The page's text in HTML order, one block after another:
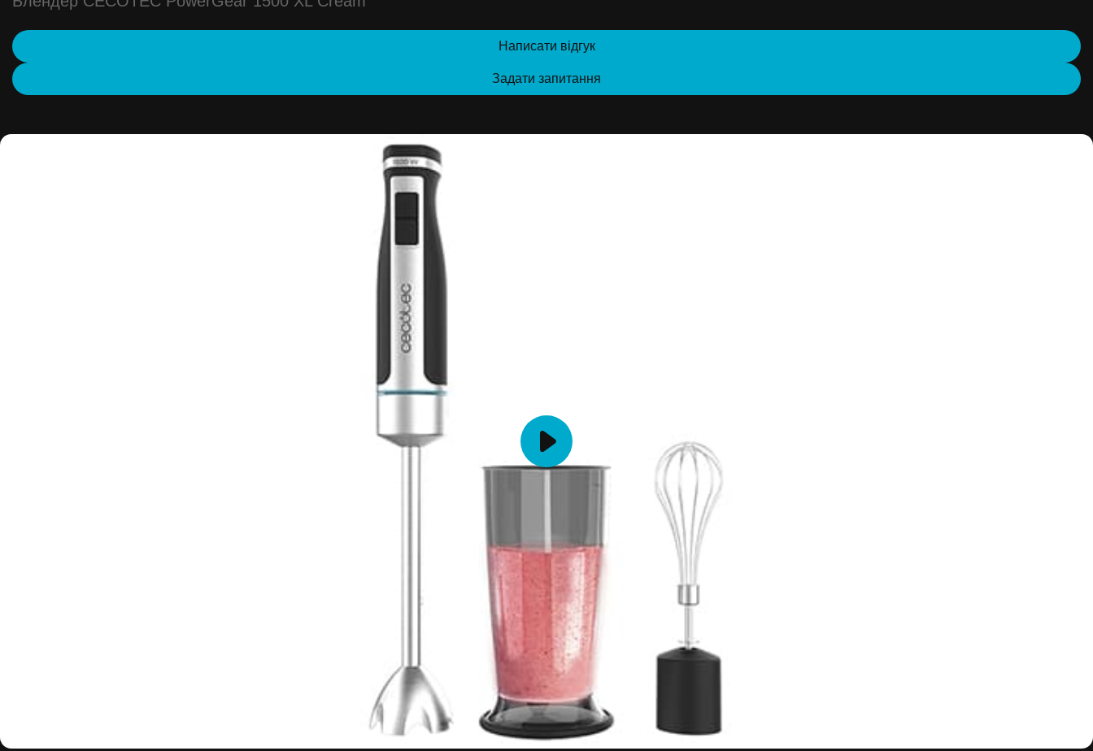
Написати відгук
Задати запитання